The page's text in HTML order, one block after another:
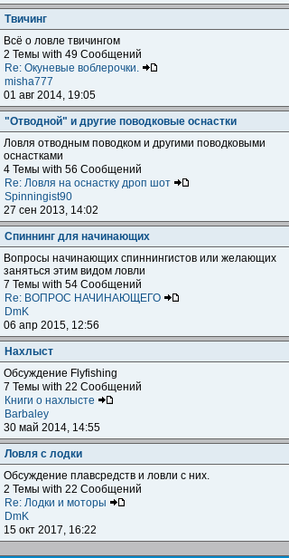
Твичинг
Всё о ловле твичингом
2 Темы with 49 Сообщений
Re: Окуневые воблерочки.
misha777
01 авг 2014, 19:05
"Отводной" и другие поводковые оснастки
Ловля отводным поводком и другими поводковыми
оснастками
4 Темы with 56 Сообщений
Re: Ловля на оснастку дроп шот
Spinningist90
27 сен 2013, 14:02
Спиннинг для начинающих
Вопросы начинающих спиннингистов или желающих
заняться этим видом ловли
7 Темы with 54 Сообщений
Re: ВОПРОС НАЧИНАЮЩЕГО
DmK
06 апр 2015, 12:56
Нахлыст
Обсуждение Flyfishing
7 Темы with 22 Сообщений
Книги о нахлысте
Barbaley
30 май 2014, 14:55
Ловля с лодки
Обсуждение плавсредств и ловли с них.
2 Темы with 22 Сообщений
Re: Лодки и моторы
DmK
15 окт 2017, 16:22